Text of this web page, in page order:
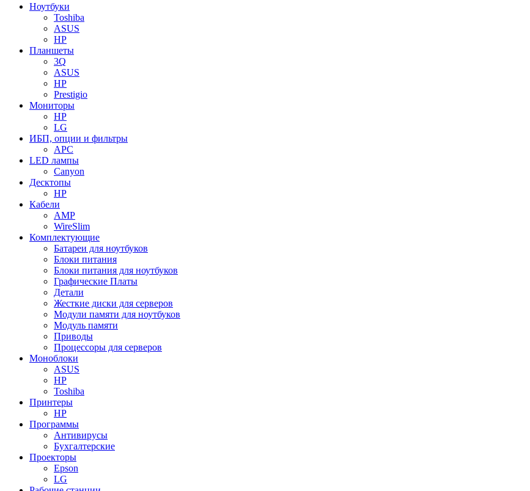
Ноутбуки
Toshiba
ASUS
HP
Планшеты
3Q
ASUS
HP
Prestigio
Мониторы
HP
LG
ИБП, опции и фильтры
APC
LED лампы
Canyon
Десктопы
HP
Кабели
AMP
WireSlim
Комплектующие
Батареи для ноутбуков
Блоки питания
Блоки питания для ноутбуков
Графические Платы
Детали
Жесткие диски для серверов
Модули памяти для ноутбуков
Модуль памяти
Приводы
Процессоры для серверов
Моноблоки
ASUS
HP
Toshiba
Принтеры
HP
Программы
Антивирусы
Бухгалтерские
Проекторы
Epson
LG